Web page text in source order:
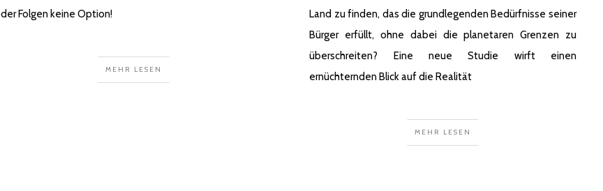
der Folgen keine Option!
MEHR LESEN
Land zu finden, das die grundlegenden Bedürfnisse seiner
Bürger erfüllt, ohne dabei die planetaren Grenzen zu
überschreiten? Eine neue Studie wirft einen
ernüchternden Blick auf die Realität
MEHR LESEN